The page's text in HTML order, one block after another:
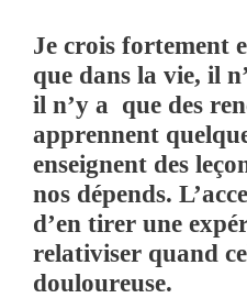
Je crois fortement
que dans la vie, il
il n’y a que des
apprennent
enseignent des
nos dépends.
d’en tirer une
relativiser quand
douloureuse.